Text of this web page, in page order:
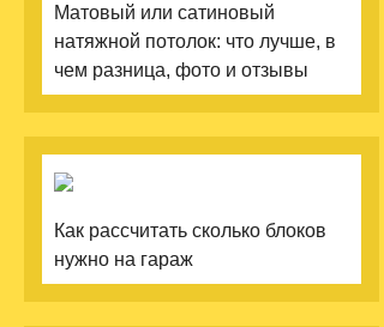
Матовый или сатиновый
натяжной потолок: что лучше, в
чем разница, фото и отзывы
Как рассчитать сколько блоков
нужно на гараж